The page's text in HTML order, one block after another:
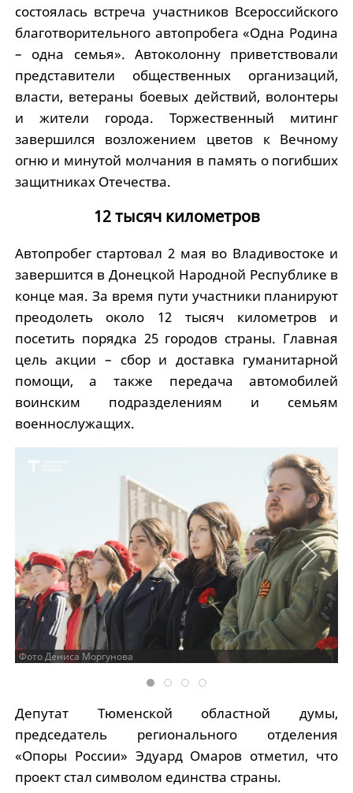
состоялась встреча участников Всероссийского
благотворительного автопробега «Одна Родина
– одна семья». Автоколонну приветствовали
представители общественных организаций,
власти, ветераны боевых действий, волонтеры
и жители города. Торжественный митинг
завершился возложением цветов к Вечному
огню и минутой молчания в память о погибших
защитниках Отечества.
12 тысяч километров
Автопробег стартовал 2 мая во Владивостоке и
завершится в Донецкой Народной Республике в
конце мая. За время пути участники планируют
преодолеть около 12 тысяч километров и
посетить порядка 25 городов страны. Главная
цель акции – сбор и доставка гуманитарной
помощи, а также передача автомобилей
воинским подразделениям и семьям
военнослужащих.
Фото Дениса Моргунова
Депутат Тюменской областной думы,
председатель регионального отделения
«Опоры России» Эдуард Омаров отметил, что
проект стал символом единства страны.